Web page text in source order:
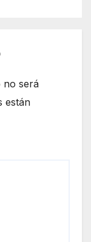
no será
están